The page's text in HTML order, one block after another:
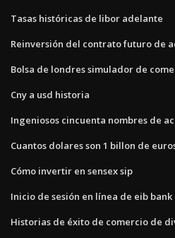
Tasas históricas de libor adelante
Reinversión del contrato futuro de
Bolsa de londres simulador de
Cny a usd historia
Ingeniosos cincuenta nombres de
Cuantos dolares son 1 billon de
Cómo invertir en sensex sip
Inicio de sesión en línea de eib bank
Historias de éxito de comercio de